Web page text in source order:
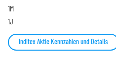
1M
1J
Inditex Aktie Kennzahlen und Details